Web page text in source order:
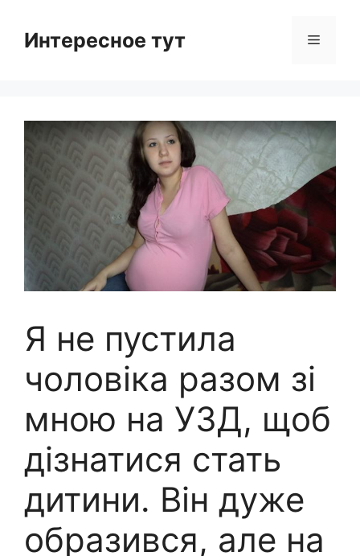
contentИнтересное тут Menu
Я не пустила
чоловіка разом зі
мною на УЗД, щоб
дізнатися стать
дитини. Він дуже
образився, але на